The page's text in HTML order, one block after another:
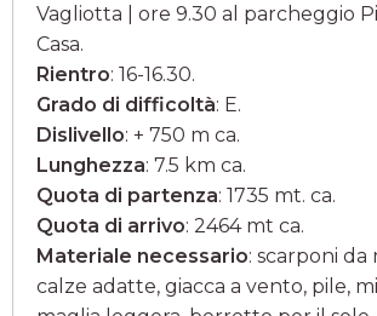
Vagliotta | ore 9.30 al parcheggio
Casa.
Rientro: 16-16.30.
Grado di difficoltà: E.
Dislivello: + 750 m ca.
Lunghezza: 7.5 km ca.
Quota di partenza: 1735 mt. ca.
Quota di arrivo: 2464 mt ca.
Materiale necessario: scarponi
calze adatte, giacca a vento, pile,